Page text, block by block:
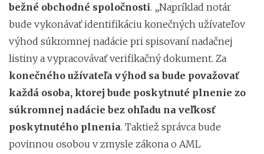
bežné obchodné spoločnosti. „Napríklad notár
bude vykonávať identifikáciu konečných užívateľov
výhod súkromnej nadácie pri spisovaní nadačnej
listiny a vypracovávať verifikačný dokument. Za
konečného užívateľa výhod sa bude považovať
každá osoba, ktorej bude poskytnuté plnenie zo
súkromnej nadácie bez ohľadu na veľkosť
poskytnutého plnenia. Taktiež správca bude
povinnou osobou v zmysle zákona o AML